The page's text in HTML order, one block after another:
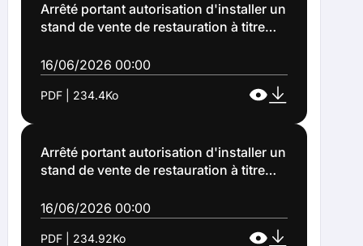
Arrêté portant autorisation d'installer un
stand de vente de restauration à titre
à Lens à l'occasion d'une manifestation
(Arrêté n°2026-1144)
16/06/2026 00:00
PDF | 234.4Ko
Arrêté portant autorisation d'installer un
stand de vente de restauration à titre
à Lens à l'occasion d'une manifestation
(Arrêté n°2026-1150)
16/06/2026 00:00
PDF | 234.92Ko